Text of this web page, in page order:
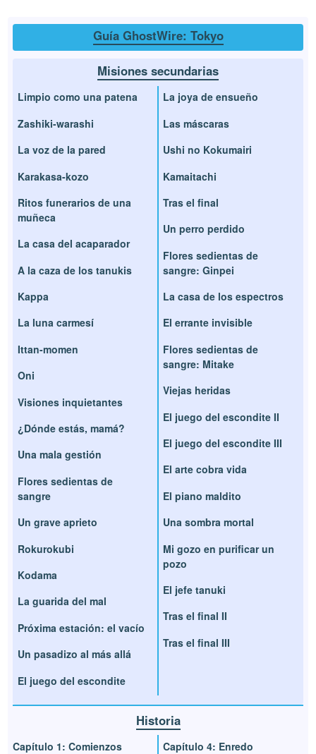
Guía GhostWire: Tokyo
Misiones secundarias
Limpio como una patena
Zashiki-warashi
La voz de la pared
Karakasa-kozo
Ritos funerarios de una
muñeca
La casa del acaparador
A la caza de los tanukis
Kappa
La luna carmesí
Ittan-momen
Oni
Visiones inquietantes
¿Dónde estás, mamá?
Una mala gestión
Flores sedientas de
sangre
Un grave aprieto
Rokurokubi
Kodama
La guarida del mal
Próxima estación: el vacío
Un pasadizo al más allá
El juego del escondite
La joya de ensueño
Las máscaras
Ushi no Kokumairi
Kamaitachi
Tras el final
Un perro perdido
Flores sedientas de
sangre: Ginpei
La casa de los espectros
El errante invisible
Flores sedientas de
sangre: Mitake
Viejas heridas
El juego del escondite II
El juego del escondite III
El arte cobra vida
El piano maldito
Una sombra mortal
Mi gozo en purificar un
pozo
El jefe tanuki
Tras el final II
Tras el final III
Historia
Capítulo 1: Comienzos
Capítulo 4: Enredo